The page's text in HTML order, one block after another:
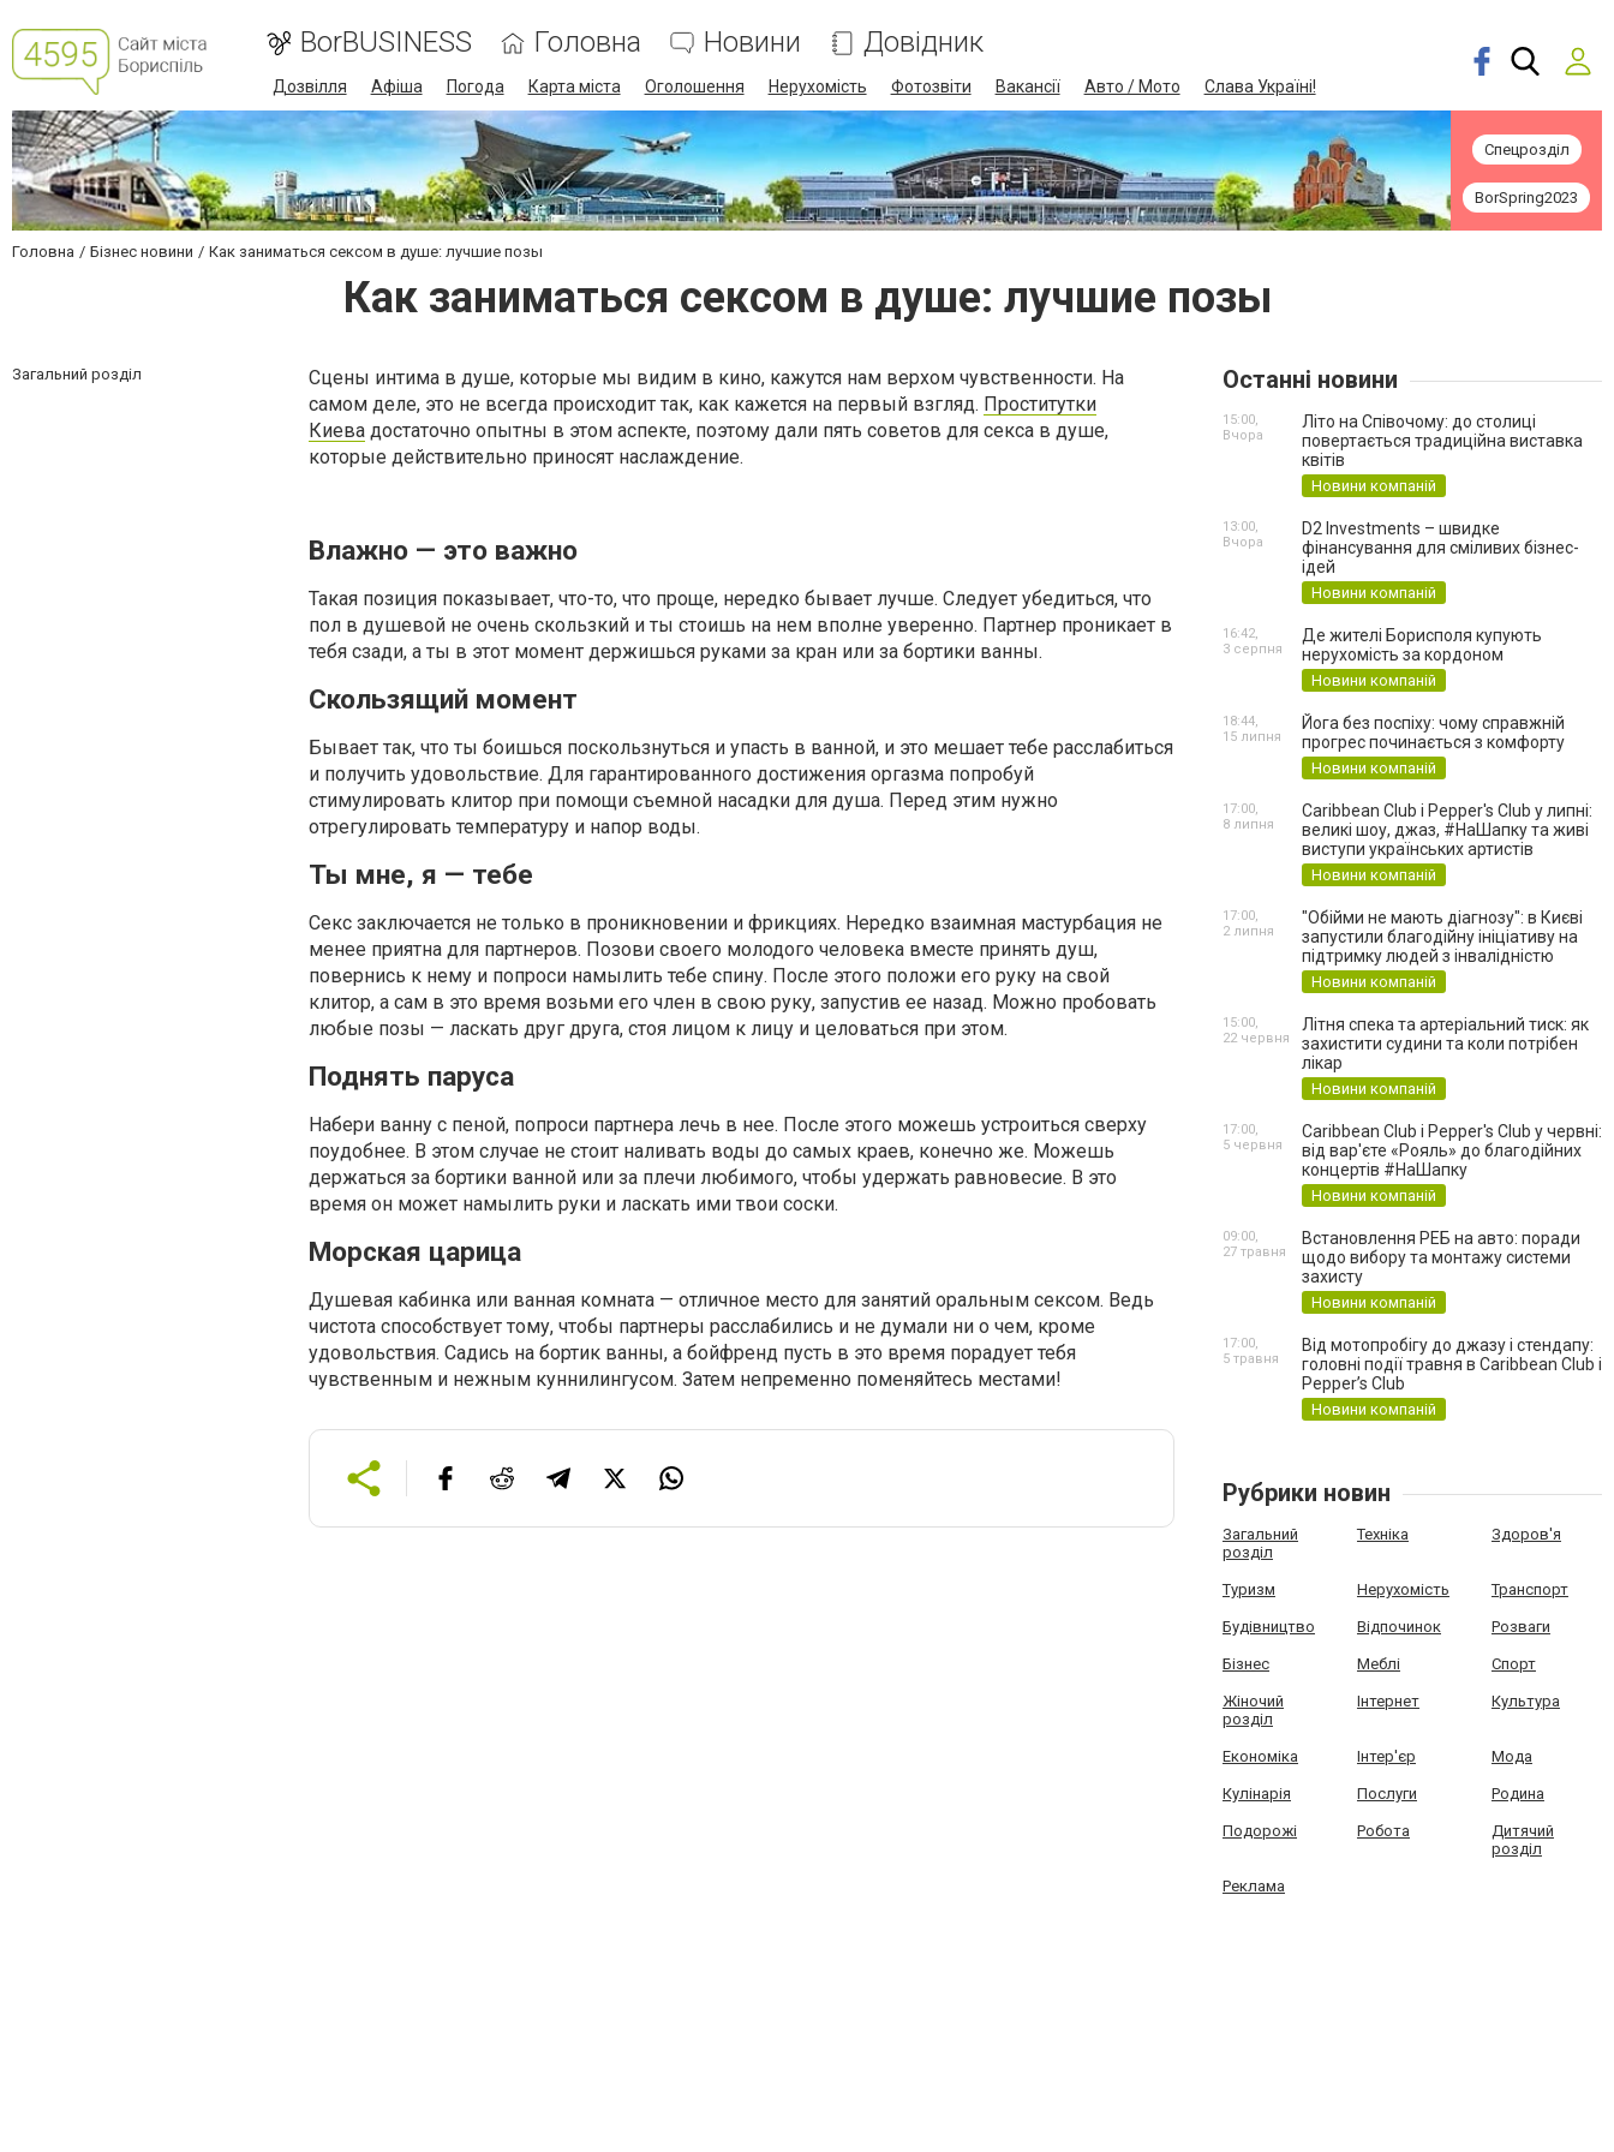
BorBUSINESS Головна Новини Довідник
Дозвілля Афіша Погода Карта міста Оголошення Нерухомість Фотозвіти Вакансії Авто / Мото Слава Україні!
Спецрозділ
BorSpring2023
Головна Бізнес новини Как заниматься сексом в душе: лучшие позы
Как заниматься сексом в душе: лучшие позы
Загальний розділ
Сцены интима в душе, которые мы видим в кино, кажутся нам верхом чувственности. На
самом деле, это не всегда происходит так, как кажется на первый взгляд. Проститутки
Киева достаточно опытны в этом аспекте, поэтому дали пять советов для секса в душе,
которые действительно приносят наслаждение.
Влажно — это важно
Такая позиция показывает, что-то, что проще, нередко бывает лучше. Следует убедиться, что
пол в душевой не очень скользкий и ты стоишь на нем вполне уверенно. Партнер проникает в
тебя сзади, а ты в этот момент держишься руками за кран или за бортики ванны.
Скользящий момент
Бывает так, что ты боишься поскользнуться и упасть в ванной, и это мешает тебе расслабиться
и получить удовольствие. Для гарантированного достижения оргазма попробуй
стимулировать клитор при помощи съемной насадки для душа. Перед этим нужно
отрегулировать температуру и напор воды.
Ты мне, я — тебе
Секс заключается не только в проникновении и фрикциях. Нередко взаимная мастурбация не
менее приятна для партнеров. Позови своего молодого человека вместе принять душ,
повернись к нему и попроси намылить тебе спину. После этого положи его руку на свой
клитор, а сам в это время возьми его член в свою руку, запустив ее назад. Можно пробовать
любые позы — ласкать друг друга, стоя лицом к лицу и целоваться при этом.
Поднять паруса
Набери ванну с пеной, попроси партнера лечь в нее. После этого можешь устроиться сверху
поудобнее. В этом случае не стоит наливать воды до самых краев, конечно же. Можешь
держаться за бортики ванной или за плечи любимого, чтобы удержать равновесие. В это
время он может намылить руки и ласкать ими твои соски.
Морская царица
Душевая кабинка или ванная комната — отличное место для занятий оральным сексом. Ведь
чистота способствует тому, чтобы партнеры расслабились и не думали ни о чем, кроме
удовольствия. Садись на бортик ванны, а бойфренд пусть в это время порадует тебя
чувственным и нежным куннилингусом. Затем непременно поменяйтесь местами!
Останні новини
Літо на Співочому: до столиці
повертається традиційна виставка
квітів
Новини компаній
15:00,
Вчора
D2 Investments – швидке
фінансування для сміливих бізнес-
ідей
Новини компаній
13:00,
Вчора
Де жителі Борисполя купують
нерухомість за кордоном
Новини компаній
16:42,
3 серпня
Йога без поспіху: чому справжній
прогрес починається з комфорту
Новини компаній
18:44,
15 липня
Caribbean Club і Pepper's Club у липні:
великі шоу, джаз, #НаШапку та живі
виступи українських артистів
Новини компаній
17:00,
8 липня
"Обійми не мають діагнозу": в Києві
запустили благодійну ініціативу на
підтримку людей з інвалідністю
Новини компаній
17:00,
2 липня
Літня спека та артеріальний тиск: як
захистити судини та коли потрібен
лікар
Новини компаній
15:00,
22 червня
Caribbean Club і Pepper's Club у червні:
від вар'єте «Рояль» до благодійних
концертів #НаШапку
Новини компаній
17:00,
5 червня
Встановлення РЕБ на авто: поради
щодо вибору та монтажу системи
захисту
Новини компаній
09:00,
27 травня
Від мотопробігу до джазу і стендапу:
головні події травня в Caribbean Club і
Pepper’s Club
Новини компаній
17:00,
5 травня
Рубрики новин
Загальний
розділ
Техніка Здоров'я
Туризм Нерухомість Транспорт
Будівництво Відпочинок Розваги
Бізнес Меблі Спорт
Жіночий
розділ
Інтернет Культура
Економіка Інтер'єр Мода
Кулінарія Послуги Родина
Подорожі Робота
Дитячий
розділ
Реклама